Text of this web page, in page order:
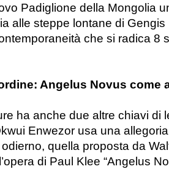
Padiglione della Mongolia
alle steppe lontane di
che si radica 8
Angelus Novus come
ha anche due altre chiavi di
Enwezor usa una
quella proposta da
di Paul Klee “Angelus